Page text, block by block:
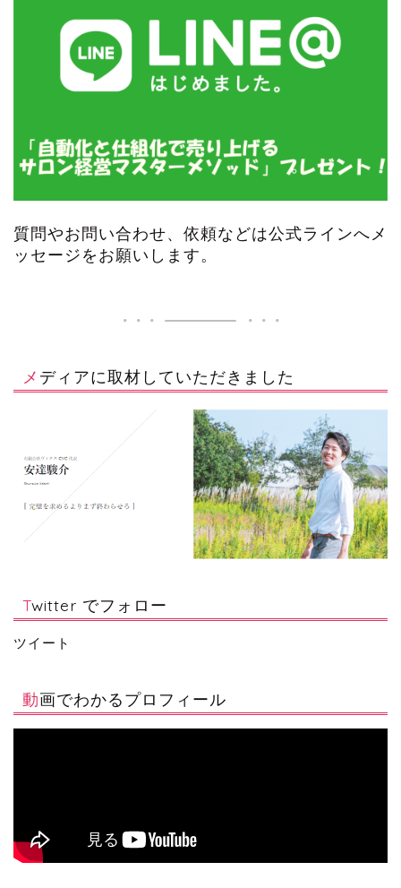
質問やお問い合わせ、依頼などは公式ラインへメ
ッセージをお願いします。
メディアに取材していただきました
Twitter でフォロー
ツイート
動画でわかるプロフィール